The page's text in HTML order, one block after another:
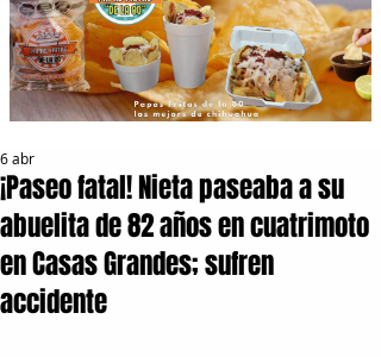
¡Paseo fatal! Nieta paseaba a su
abuelita de 82 años en cuatrimoto
en Casas Grandes; sufren
accidente
6 abr